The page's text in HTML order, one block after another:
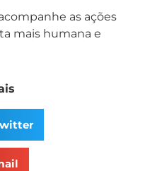
as ações
mais humana e